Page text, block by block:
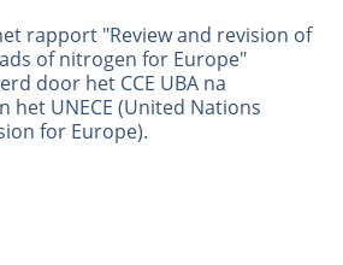
rapport "Review and revision of
of nitrogen for Europe"
door het CCE UBA na
het UNECE (United Nations
for Europe).